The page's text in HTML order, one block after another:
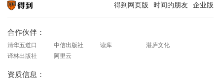
得到网页版 时间的朋友 企业版
合作伙伴：
清华五道口 中信出版社 读库
湛庐文化
译林出版社
阿里云
资质信息：